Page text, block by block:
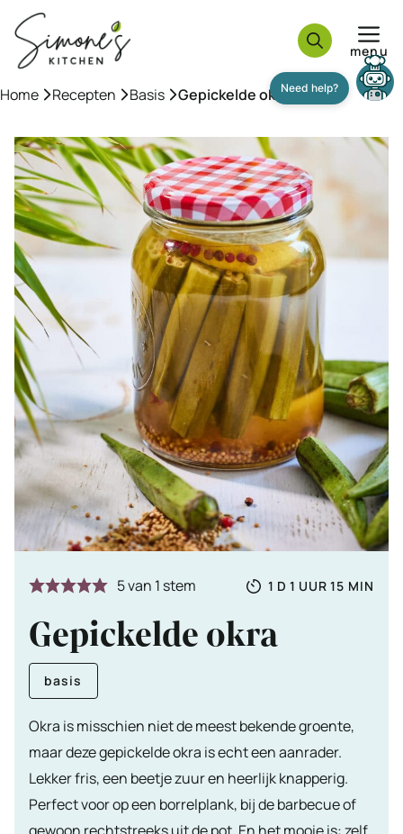
naar
inhoud
menu
Home »Recepten »Basis »Gepickelde okra
5van 1 stem
Totale
1 DAG
D 1 UUR
UUR 15 MIN
Gepickelde okra
basis
Okra is misschien niet de meest bekende groente,
maar deze gepickelde okra is echt een aanrader.
Lekker fris, een beetje zuur en heerlijk knapperig.
Perfect voor op een borrelplank, bij de barbecue of